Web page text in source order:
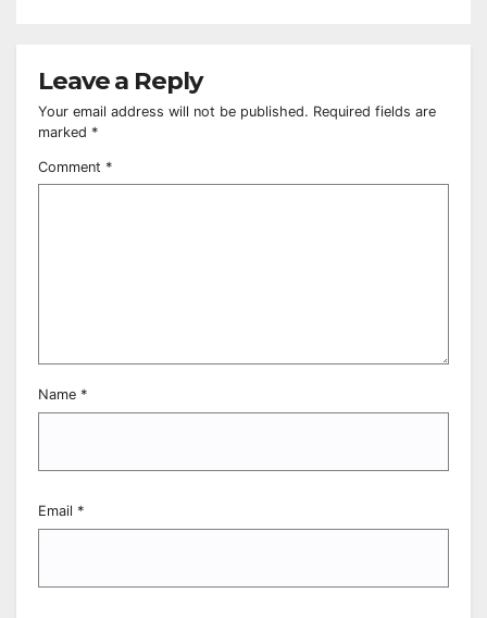
Leave a Reply
Your email address will not be published. Required fields are
marked *
Comment *
Name *
Email *